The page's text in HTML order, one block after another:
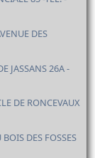
DES
JASSANS 26A -
DE RONCEVAUX
DES FOSSES